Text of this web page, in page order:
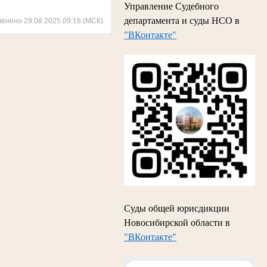
Управление Судебного
департамента и суды НСО в
"ВКонтакте"
Суды общей юрисдикции
Новосибирской области в
"ВКонтакте"
29.08.2025 09:18 (МСК)